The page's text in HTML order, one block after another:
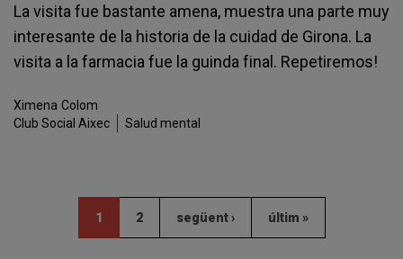
La visita fue bastante amena, muestra una parte muy
interesante de la historia de la cuidad de Girona. La
visita a la farmacia fue la guinda final. Repetiremos!
Ximena Colom
Club Social Aixec
Salud mental
1 2 següent › últim »